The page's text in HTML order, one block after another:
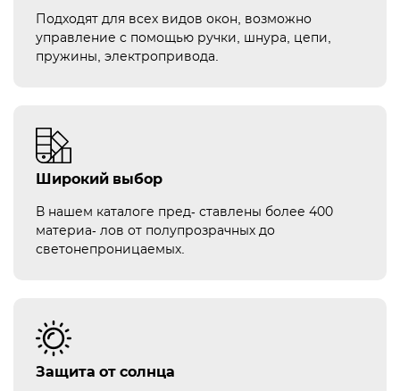
Подходят для всех видов окон, возможно
управление с помощью ручки, шнура, цепи,
пружины, электропривода.
Широкий выбор
В нашем каталоге пред- ставлены более 400
материа- лов от полупрозрачных до
светонепроницаемых.
Защита от солнца